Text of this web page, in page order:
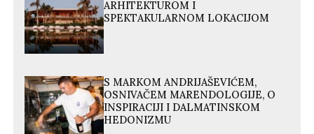
ARHITEKTUROM I
SPEKTAKULARNOM LOKACIJOM
S MARKOM ANDRIJAŠEVIĆEM,
OSNIVAČEM MARENDOLOGIJE, O
INSPIRACIJI I DALMATINSKOM
HEDONIZMU